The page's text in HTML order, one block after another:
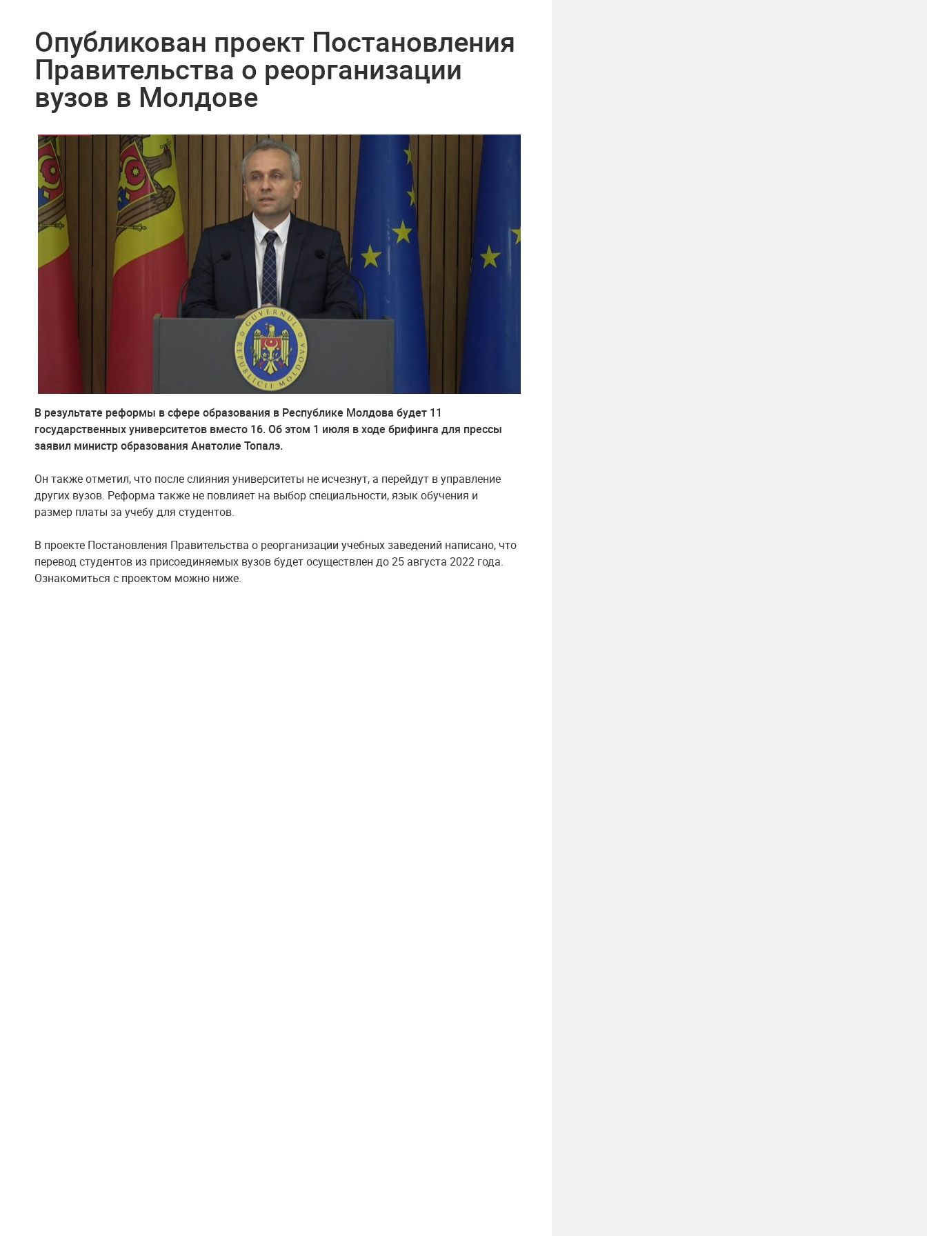
Опубликован проект Постановления
Правительства о реорганизации
вузов в Молдове
В результате реформы в сфере образования в Республике Молдова будет 11
государственных университетов вместо 16. Об этом 1 июля в ходе брифинга для прессы
заявил министр образования Анатолие Топалэ.
Он также отметил, что после слияния университеты не исчезнут, а перейдут в управление
других вузов. Реформа также не повлияет на выбор специальности, язык обучения и
размер платы за учебу для студентов.
В проекте Постановления Правительства о реорганизации учебных заведений написано, что
перевод студентов из присоединяемых вузов будет осуществлен до 25 августа 2022 года.
Ознакомиться с проектом можно ниже.